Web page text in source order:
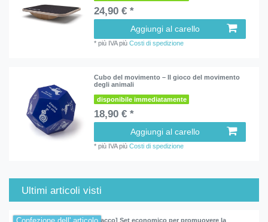
24,90 € *
Aggiungi al carello
*più IVApiùCosti di spedizione
Cubo del movimento – Il gioco del movimento
degli animali
disponibile immediatamente
18,90 € *
Aggiungi al carello
*più IVApiùCosti di spedizione
Ultimi articoli visti
[Pacco] Set economico per promuovere la